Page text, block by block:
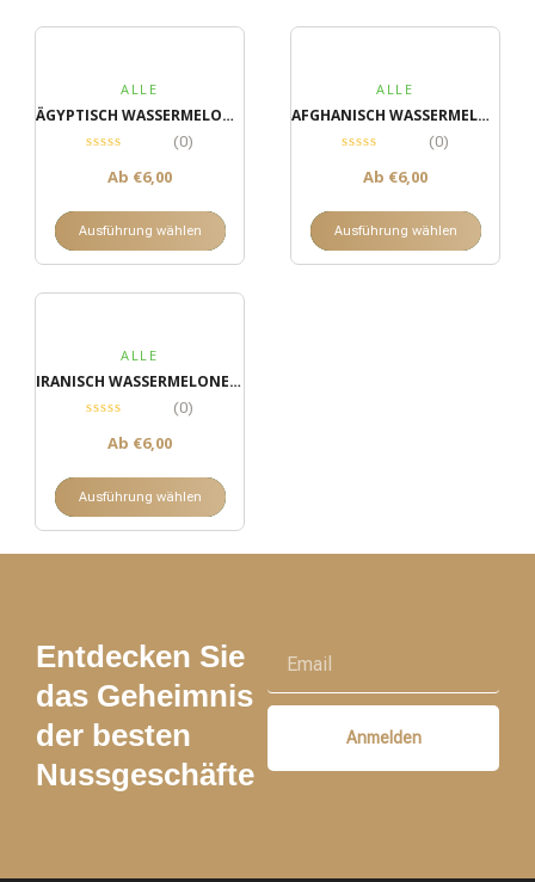
ALLE
ÄGYPTISCH WASSERMELONENKERNE
(0)
Ab €6,00
Ausführung wählen
ALLE
AFGHANISCH WASSERMELONENKERNE
(0)
Ab €6,00
Ausführung wählen
ALLE
IRANISCH WASSERMELONENKERNE
(0)
Ab €6,00
Ausführung wählen
Entdecken Sie
das Geheimnis
der besten
Nussgeschäfte
Anmelden